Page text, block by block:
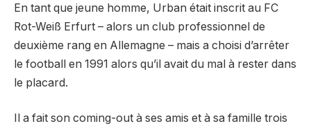
En tant que jeune homme, Urban était inscrit au FC
Rot-Weiß Erfurt – alors un club professionnel de
deuxième rang en Allemagne – mais a choisi d’arrêter
le football en 1991 alors qu’il avait du mal à rester dans
le placard.
Il a fait son coming-out à ses amis et à sa famille trois